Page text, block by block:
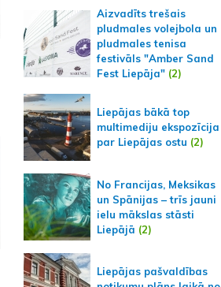
Aizvadīts trešais
pludmales volejbola un
pludmales tenisa
festivāls "Amber Sand
Fest Liepāja" (2)
Liepājas bākā top
multimediju ekspozīcija
par Liepājas ostu (2)
No Francijas, Meksikas
un Spānijas – trīs jauni
ielu mākslas stāsti
Liepājā (2)
Liepājas pašvaldības